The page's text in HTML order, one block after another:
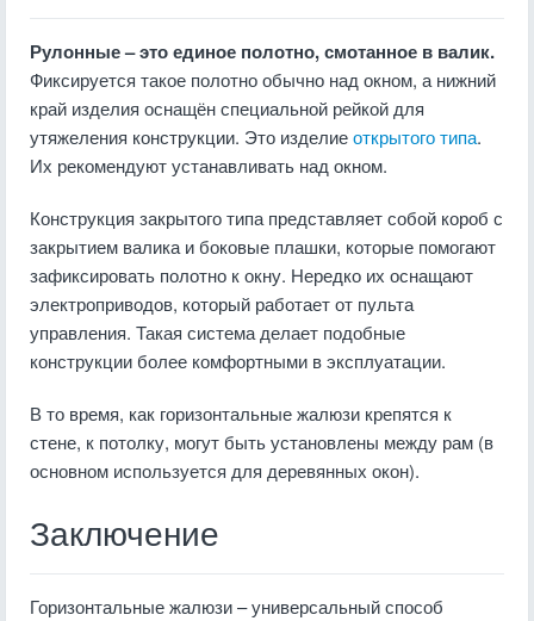
Рулонные – это единое полотно, смотанное в валик.
Фиксируется такое полотно обычно над окном, а нижний
край изделия оснащён специальной рейкой для
утяжеления конструкции. Это изделиеоткрытого типа.
Их рекомендуют устанавливать над окном.
Конструкция закрытого типа представляет собой короб с
закрытием валика и боковые плашки, которые помогают
зафиксировать полотно к окну. Нередко их оснащают
электроприводов, который работает от пульта
управления. Такая система делает подобные
конструкции более комфортными в эксплуатации.
В то время, как горизонтальные жалюзи крепятся к
стене, к потолку, могут быть установлены между рам (в
основном используется для деревянных окон).
Заключение
Горизонтальные жалюзи – универсальный способ